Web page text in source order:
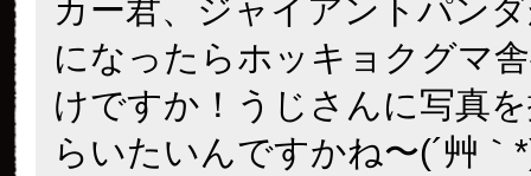
カー君、ジャイアントパン
になったらホッキョクグマ
けですか！うじさんに写真
らいたいんですかね〜(´艸｀